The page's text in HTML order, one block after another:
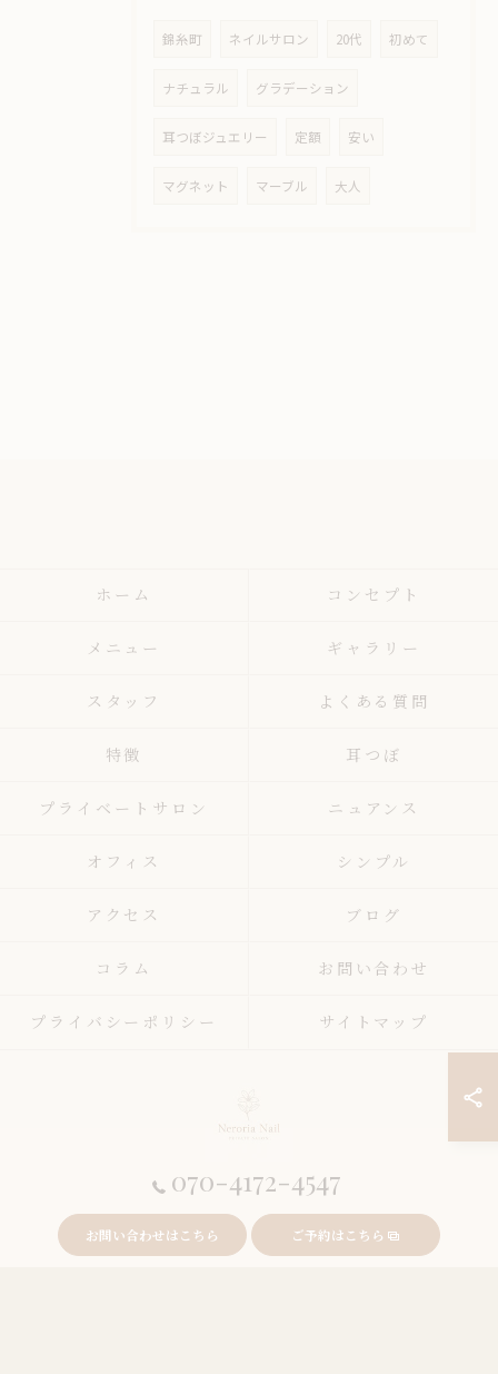
錦糸町 ネイルサロン 20代 初めて
ナチュラル グラデーション
耳つぼジュエリー 定額 安い
マグネット マーブル 大人
070-4172-4547
お問い合わせはこちら ご予約はこちら
ホーム コンセプト
メニュー ギャラリー
スタッフ よくある質問
特徴 耳つぼ
プライベートサロン ニュアンス
オフィス シンプル
アクセス ブログ
コラム お問い合わせ
プライバシーポリシー サイトマップ
© 2026 東京都錦糸町周辺のネイルサロンならneroria nail ALL RIGHTS
RESERVED.